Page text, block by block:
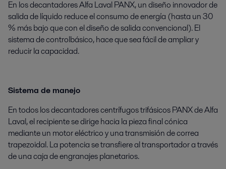
En los decantadores Alfa Laval PANX, un diseño innovador de
salida de líquido reduce el consumo de energía (hasta un 30
% más bajo que con el diseño de salida convencional). El
sistema de controlbásico, hace que sea fácil de ampliar y
reducir la capacidad.
Sistema de manejo
En todos los decantadores centrífugos trifásicos PANX de Alfa
Laval, el recipiente se dirige hacia la pieza final cónica
mediante un motor eléctrico y una transmisión de correa
trapezoidal. La potencia se transfiere al transportador a través
de una caja de engranajes planetarios.